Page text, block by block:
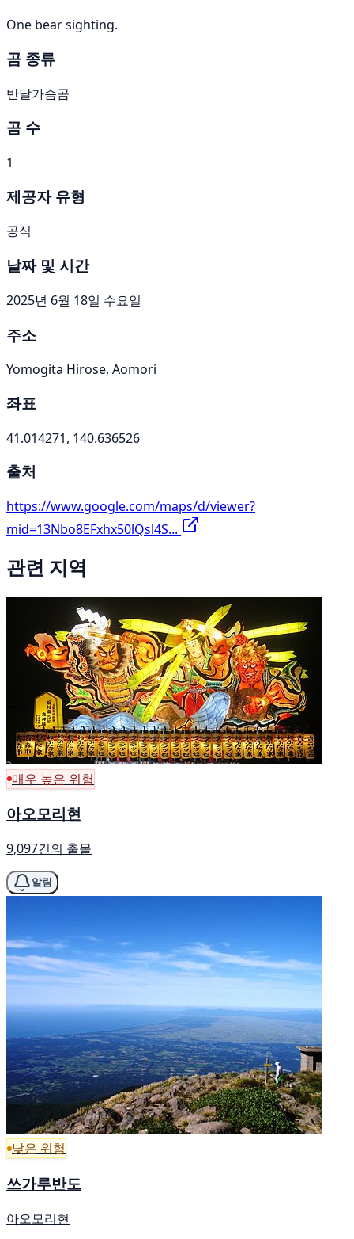
One bear sighting.
곰 종류
반달가슴곰
곰 수
1
제공자 유형
공식
날짜 및 시간
2025년 6월 18일 수요일
주소
Yomogita Hirose, Aomori
좌표
41.014271, 140.636526
출처
https://www.google.com/maps/d/viewer?
mid=13Nbo8EFxhx50lQsl4S...
관련 지역
매우 높은 위험
아오모리현
9,097건의 출몰
알림
낮은 위험
쓰가루반도
아오모리현